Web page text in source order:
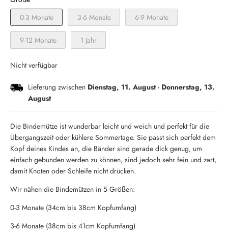
0-3 Monate
3-6 Monate 6-9 Monate
9-12 Monate 1 Jahr
Nicht verfügbar
Lieferung zwischen Dienstag, 11. August- Donnerstag, 13.
August
Die Bindemütze ist wunderbar leicht und weich und perfekt für die
Übergangszeit oder kühlere Sommertage. Sie passt sich perfekt dem
Kopf deines Kindes an, die Bänder sind gerade dick genug, um
einfach gebunden werden zu können, sind jedoch sehr fein und zart,
damit Knoten oder Schleife nicht drücken.
Wir nähen die Bindemützen in 5 Größen:
0-3 Monate (34cm bis 38cm Kopfumfang)
3-6 Monate (38cm bis 41cm Kopfumfang)